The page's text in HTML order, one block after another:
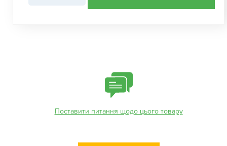
Поставити питання щодо цього товару